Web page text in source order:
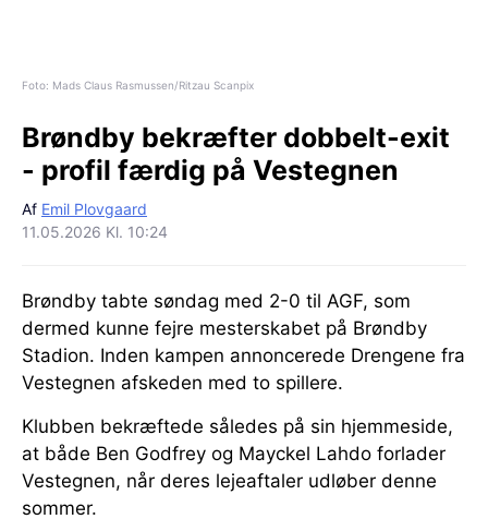
Foto: Mads Claus Rasmussen/Ritzau Scanpix
Brøndby bekræfter dobbelt-exit
- profil færdig på Vestegnen
Af Emil Plovgaard
11.05.2026 Kl. 10:24
Brøndby tabte søndag med 2-0 til AGF, som
dermed kunne fejre mesterskabet på Brøndby
Stadion. Inden kampen annoncerede Drengene fra
Vestegnen afskeden med to spillere.
Klubben bekræftede således på sin hjemmeside,
at både Ben Godfrey og Mayckel Lahdo forlader
Vestegnen, når deres lejeaftaler udløber denne
sommer.